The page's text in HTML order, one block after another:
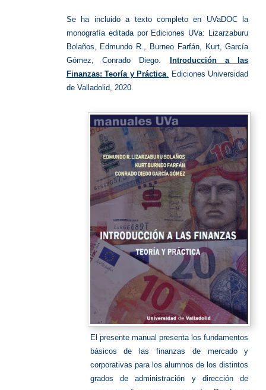
Se ha incluido a texto completo en UVaDOC la
monografía editada por Ediciones UVa: Lizarzaburu
Bolaños, Edmundo R., Burneo Farfán, Kurt, García
Gómez, Conrado Diego.
Introducción a las
Finanzas: Teoría y Práctica. Ediciones Universidad
de Valladolid, 2020.
El presente manual presenta los fundamentos
básicos de las finanzas de mercado y
corporativas para los alumnos de los distintos
grados de administración y dirección de